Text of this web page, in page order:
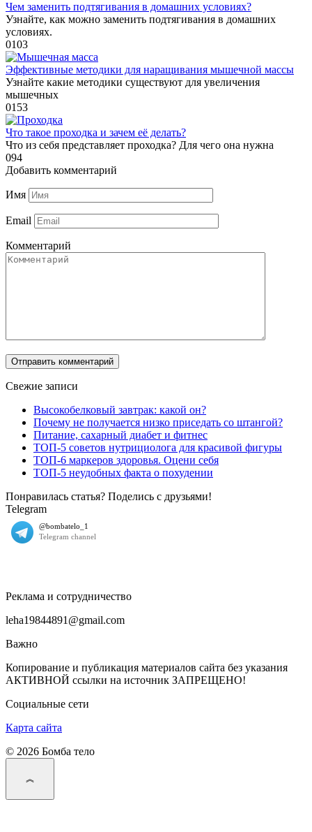
Чем заменить подтягивания в домашних условиях?
Узнайте, как можно заменить подтягивания в домашних
условиях.
0103
Эффективные методики для наращивания мышечной массы
Узнайте какие методики существуют для увеличения
мышечных
0153
Что такое проходка и зачем её делать?
Что из себя представляет проходка? Для чего она нужна
094
Добавить комментарий
Имя
Email
Комментарий
Свежие записи
Высокобелковый завтрак: какой он?
Почему не получается низко приседать со штангой?
Питание, сахарный диабет и фитнес
ТОП-5 советов нутрициолога для красивой фигуры
ТОП-6 маркеров здоровья. Оцени себя
ТОП-5 неудобных факта о похудении
Понравилась статья? Поделись с друзьями!
Telegram
Реклама и сотрудничество
leha19844891@gmail.com
Важно
Копирование и публикация материалов сайта без указания
АКТИВНОЙ ссылки на источник ЗАПРЕЩЕНО!
Социальные сети
Карта сайта
© 2026 Бомба тело